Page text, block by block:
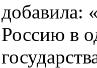
добавила:
Россию в